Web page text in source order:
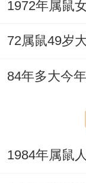
72属鼠49岁
84年多大今